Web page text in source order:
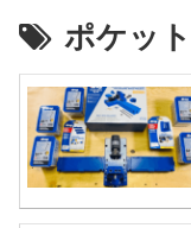
ポケッ